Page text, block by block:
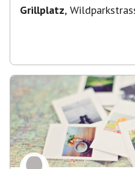
Grillplatz,